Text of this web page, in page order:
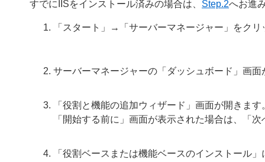
すでにIISをインストール済みの場合は、 Step.2へお進
「スタート」→「サーバーマネージャー」をクリ
サーバーマネージャーの「ダッシュボード」画
「役割と機能の追加ウィザード」画面が開きます
「開始する前に」画面が表示された場合は、「
「役割ベースまたは機能ベースのインストール